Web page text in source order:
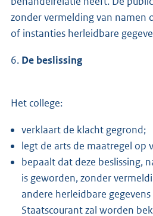
zonder vermelding van namen
of instanties herleidbare
6. De beslissing
Het college:
verklaart de klacht gegrond;
legt de arts de maatregel op
bepaalt dat deze beslissing,
is geworden, zonder
andere herleidbare
Staatscourant zal worden